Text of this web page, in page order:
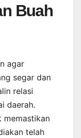
Buah
agar
segar dan
relasi
daerah.
memastikan
telah